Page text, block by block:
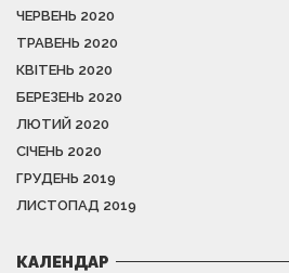
ЧЕРВЕНЬ 2020
ТРАВЕНЬ 2020
КВІТЕНЬ 2020
БЕРЕЗЕНЬ 2020
ЛЮТИЙ 2020
СІЧЕНЬ 2020
ГРУДЕНЬ 2019
ЛИСТОПАД 2019
КАЛЕНДАР